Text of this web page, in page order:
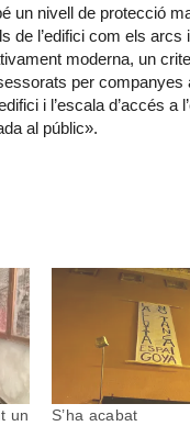
un nivell de protecció
de l’edifici com els arcs
moderna, un
per
i l’escala d’accés
al públic».
un
S’ha acabat